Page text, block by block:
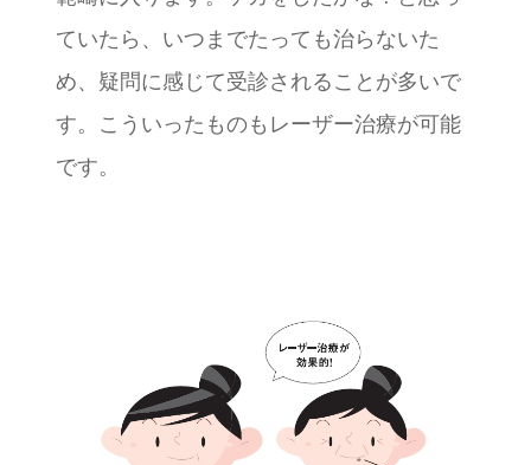
ていたら、いつまでたっても治らないた
め、疑問に感じて受診されることが多いで
す。こういったものもレーザー治療が可能
です。